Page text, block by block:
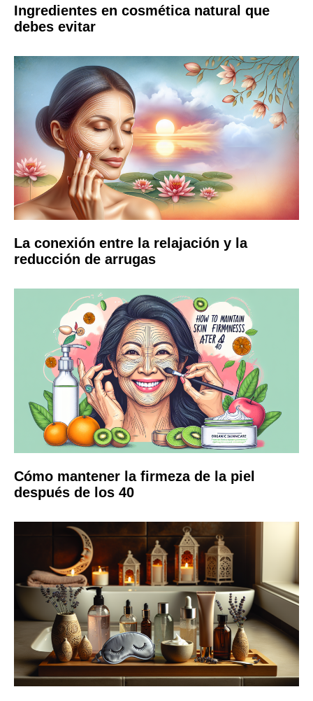
Ingredientes en cosmética natural que
debes evitar
La conexión entre la relajación y la
reducción de arrugas
Cómo mantener la firmeza de la piel
después de los 40